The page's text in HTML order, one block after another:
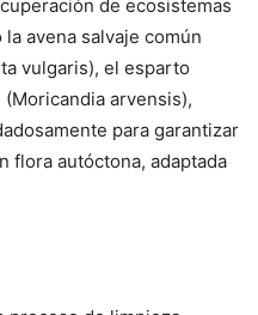
de ecosistemas
avena salvaje común
vulgaris), el esparto
arvensis),
para garantizar
flora autóctona, adaptada